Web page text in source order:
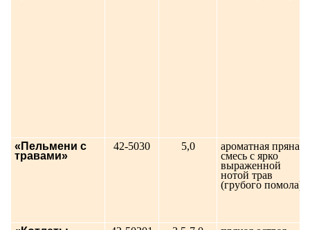
«Пельмени c
травами»
42-5030 5,0
ароматная пряная
смесь с ярко
выраженной
нотой трав
(грубого помола)